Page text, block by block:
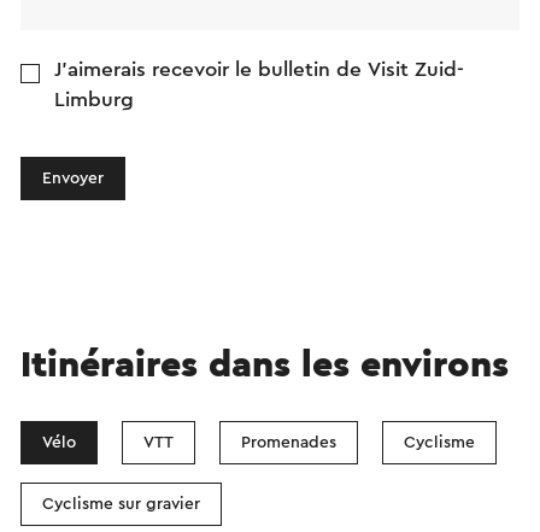
J'aimerais recevoir le bulletin de Visit Zuid-
Limburg
Envoyer
Itinéraires dans les environs
Vélo VTT Promenades Cyclisme
Cyclisme sur gravier